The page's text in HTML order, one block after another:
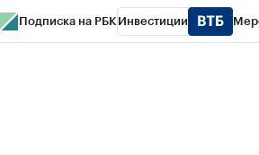
Подписка на РБК Инвестиции